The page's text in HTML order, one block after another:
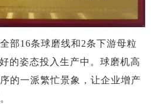
部16条球磨线和2条下游母粒
的姿态投入生产中。球磨机高
的一派繁忙景象，让企业增产